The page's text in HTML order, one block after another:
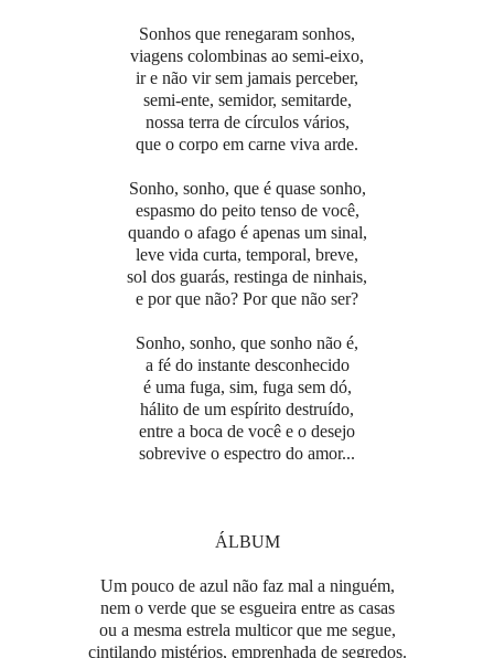
Sonhos que renegaram sonhos,
viagens colombinas ao semi-eixo,
ir e não vir sem jamais perceber,
semi-ente, semidor, semitarde,
nossa terra de círculos vários,
que o corpo em carne viva arde.
Sonho, sonho, que é quase sonho,
espasmo do peito tenso de você,
quando o afago é apenas um sinal,
leve vida curta, temporal, breve,
sol dos guarás, restinga de ninhais,
e por que não? Por que não ser?
Sonho, sonho, que sonho não é,
a fé do instante desconhecido
é uma fuga, sim, fuga sem dó,
hálito de um espírito destruído,
entre a boca de você e o desejo
sobrevive o espectro do amor...
ÁLBUM
Um pouco de azul não faz mal a ninguém,
nem o verde que se esgueira entre as casas
ou a mesma estrela multicor que me segue,
cintilando mistérios, emprenhada de segredos.